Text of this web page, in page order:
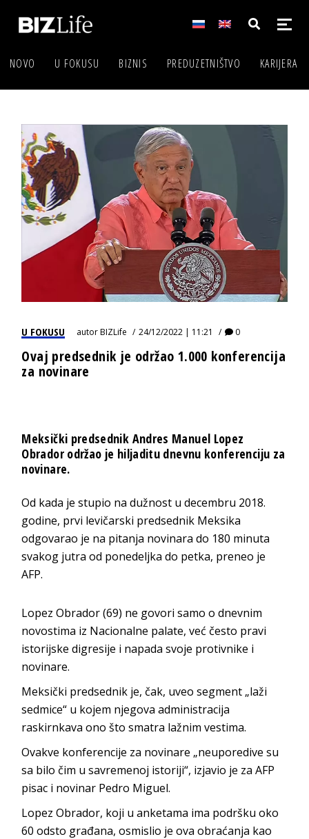
NOVO U FOKUSU BIZNIS PREDUZETNIŠTVO KARIJERA
U FOKUSU autorBIZLife 24/12/2022 | 11:21 0
Ovaj predsednik je održao 1.000 konferencija
za novinare
Meksički predsednik Andres Manuel Lopez
Obrador održao je hiljaditu dnevnu konferenciju za
novinare.
Od kada je stupio na dužnost u decembru 2018.
godine, prvi levičarski predsednik Meksika
odgovarao je na pitanja novinara do 180 minuta
svakog jutra od ponedeljka do petka, preneo je
AFP.
Lopez Obrador (69) ne govori samo o dnevnim
novostima iz Nacionalne palate, već često pravi
istorijske digresije i napada svoje protivnike i
novinare.
Meksički predsednik je, čak, uveo segment „laži
sedmice“ u kojem njegova administracija
raskirnkava ono što smatra lažnim vestima.
Ovakve konferencije za novinare „neuporedive su
sa bilo čim u savremenoj istoriji“, izjavio je za AFP
pisac i novinar Pedro Miguel.
Lopez Obrador, koji u anketama ima podršku oko
60 odsto građana, osmislio je ova obraćanja kao